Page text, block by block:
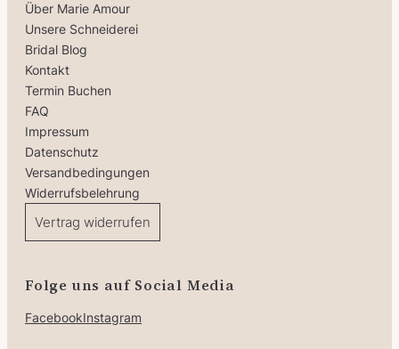
Über Marie Amour
Unsere Schneiderei
Bridal Blog
Kontakt
Termin Buchen
FAQ
Impressum
Datenschutz
Versandbedingungen
Widerrufsbelehrung
Vertrag widerrufen
Folge uns auf Social Media
FacebookInstagram